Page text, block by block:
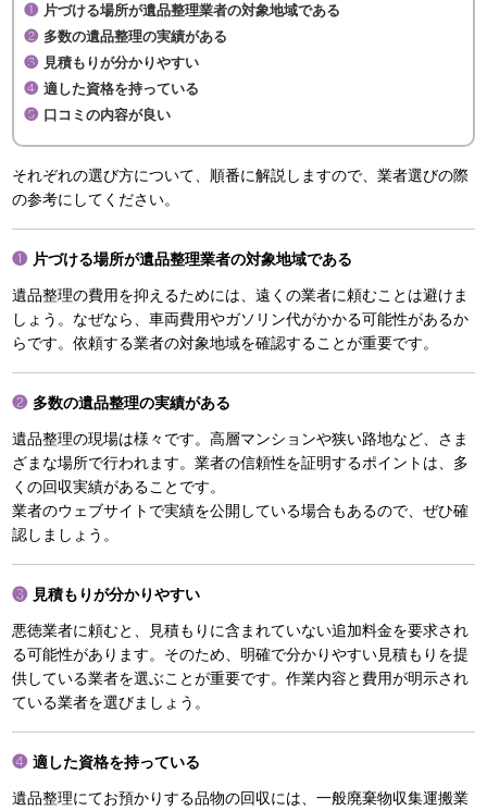
片づける場所が遺品整理業者の対象地域である
多数の遺品整理の実績がある
見積もりが分かりやすい
適した資格を持っている
口コミの内容が良い
それぞれの選び方について、順番に解説しますので、業者選びの際
の参考にしてください。
片づける場所が遺品整理業者の対象地域である
遺品整理の費用を抑えるためには、遠くの業者に頼むことは避けま
しょう。なぜなら、車両費用やガソリン代がかかる可能性があるか
らです。依頼する業者の対象地域を確認することが重要です。
多数の遺品整理の実績がある
遺品整理の現場は様々です。高層マンションや狭い路地など、さま
ざまな場所で行われます。業者の信頼性を証明するポイントは、多
くの回収実績があることです。
業者のウェブサイトで実績を公開している場合もあるので、ぜひ確
認しましょう。
見積もりが分かりやすい
悪徳業者に頼むと、見積もりに含まれていない追加料金を要求され
る可能性があります。そのため、明確で分かりやすい見積もりを提
供している業者を選ぶことが重要です。作業内容と費用が明示され
ている業者を選びましょう。
適した資格を持っている
遺品整理にてお預かりする品物の回収には、一般廃棄物収集運搬業